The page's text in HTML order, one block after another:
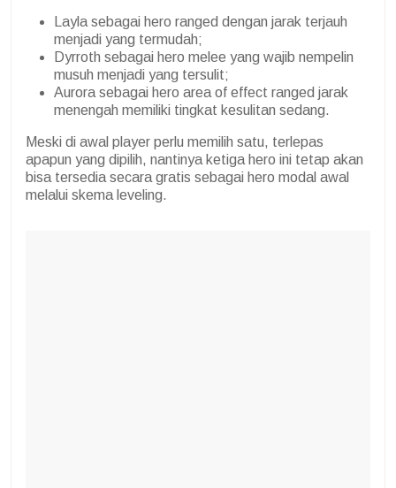
Layla sebagai hero ranged dengan jarak terjauh
menjadi yang termudah;
Dyrroth sebagai hero melee yang wajib nempelin
musuh menjadi yang tersulit;
Aurora sebagai hero area of effect ranged jarak
menengah memiliki tingkat kesulitan sedang.
Meski di awal player perlu memilih satu, terlepas
apapun yang dipilih, nantinya ketiga hero ini tetap akan
bisa tersedia secara gratis sebagai hero modal awal
melalui skema leveling.